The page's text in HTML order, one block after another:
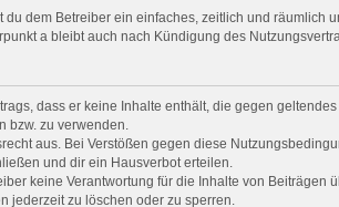
dem Betreiber ein einfaches, zeitlich und
a bleibt auch nach Kündigung des
dass er keine Inhalte enthält, die gegen
bzw. zu verwenden.
aus. Bei Verstößen gegen diese
und dir ein Hausverbot erteilen.
keine Verantwortung für die Inhalte von
jederzeit zu löschen oder zu sperren.